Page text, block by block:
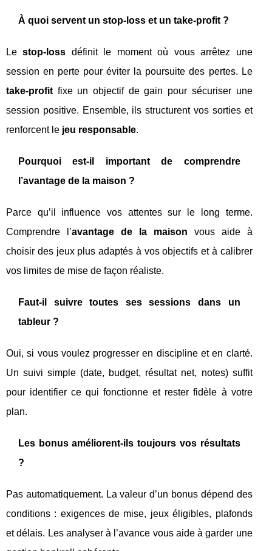
À quoi servent un stop‑loss et un take‑profit ?
Lestop‑loss définit le moment où vous arrêtez une
session en perte pour éviter la poursuite des pertes. Le
take‑profit fixe un objectif de gain pour sécuriser une
session positive. Ensemble, ils structurent vos sorties et
renforcent le jeu responsable.
Pourquoi est-il important de comprendre
l’avantage de la maison ?
Parce qu’il influence vos attentes sur le long terme.
Comprendre l’avantage de la maison vous aide à
choisir des jeux plus adaptés à vos objectifs et à calibrer
vos limites de mise de façon réaliste.
Faut-il suivre toutes ses sessions dans un
tableur ?
Oui, si vous voulez progresser en discipline et en clarté.
Un suivi simple (date, budget, résultat net, notes) suffit
pour identifier ce qui fonctionne et rester fidèle à votre
plan.
Les bonus améliorent-ils toujours vos résultats
?
Pas automatiquement. La valeur d’un bonus dépend des
conditions : exigences de mise, jeux éligibles, plafonds
et délais. Les analyser à l’avance vous aide à garder une